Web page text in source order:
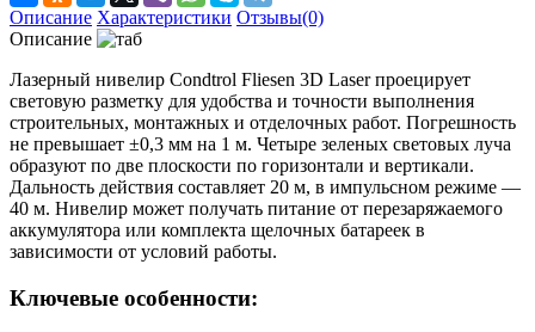
Описание Характеристики Отзывы(0)
Описание
Лазерный нивелир Condtrol Fliesen 3D Laser проецирует
световую разметку для удобства и точности выполнения
строительных, монтажных и отделочных работ. Погрешность
не превышает ±0,3 мм на 1 м. Четыре зеленых световых луча
образуют по две плоскости по горизонтали и вертикали.
Дальность действия составляет 20 м, в импульсном режиме —
40 м. Нивелир может получать питание от перезаряжаемого
аккумулятора или комплекта щелочных батареек в
зависимости от условий работы.
Ключевые особенности: